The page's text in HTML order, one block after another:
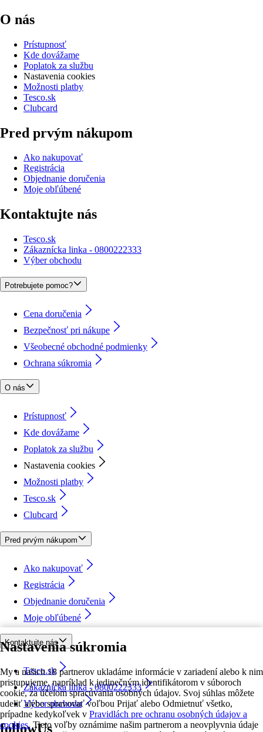
Nastavenia súkromia
My a našich 18 partnerov ukladáme informácie v zariadení alebo k nim
pristupujeme, napríklad k jedinečným identifikátorom v súboroch
cookie, za účelom spracúvania osobných údajov. Svoj súhlas môžete
udeliť alebo spravovať voľbou Prijať alebo Odmietnuť všetko,
prípadne kedykoľvek v Pravidlách pre ochranu osobných údajov a
cookies. Tieto voľby oznámime našim partnerom a neovplyvnia údaje
O nás
Prístupnosť
Kde dovážame
Poplatok za službu
Nastavenia cookies
Možnosti platby
Tesco.sk
Clubcard
Pred prvým nákupom
Ako nakupovať
Registrácia
Objednanie doručenia
Moje obľúbené
Kontaktujte nás
Tesco.sk
Zákaznícka linka - 0800222333
Výber obchodu
Potrebujete pomoc?
Cena doručenia
Bezpečnosť pri nákupe
Všeobecné obchodné podmienky
Ochrana súkromia
O nás
Prístupnosť
Kde dovážame
Poplatok za službu
Nastavenia cookies
Možnosti platby
Tesco.sk
Clubcard
Pred prvým nákupom
Ako nakupovať
Registrácia
Objednanie doručenia
Moje obľúbené
Kontaktujte nás
Tesco.sk
Zákaznícka linka - 0800222333
Výber obchodu
followUs